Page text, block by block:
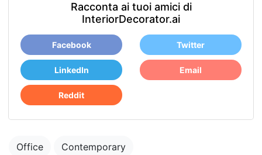
Racconta ai tuoi amici di
InteriorDecorator.ai
Facebook Twitter
LinkedIn Email
Reddit
Office Contemporary